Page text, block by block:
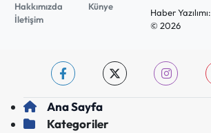
Hakkımızda
Künye
İletişim
Haber Yazılımı:
© 2026
Ana Sayfa
Kategoriler